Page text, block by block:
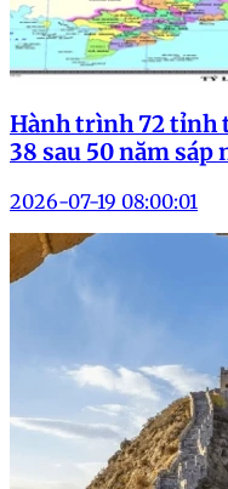
Hành trình 72 tỉnh
38 sau 50 năm sáp
2026-07-19 08:00:01